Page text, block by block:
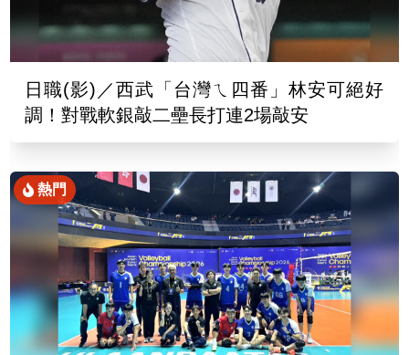
日職(影)／西武「台灣ㄟ四番」林安可絕好
調！對戰軟銀敲二壘長打連2場敲安
熱門